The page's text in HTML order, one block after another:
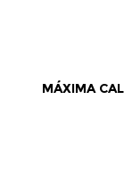
MÁXIMA